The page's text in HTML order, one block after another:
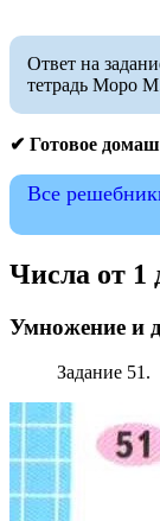
Ответ на
тетрадь Моро
✔ Готовое
Все
Числа от 1
Умножение и
Задание 51.